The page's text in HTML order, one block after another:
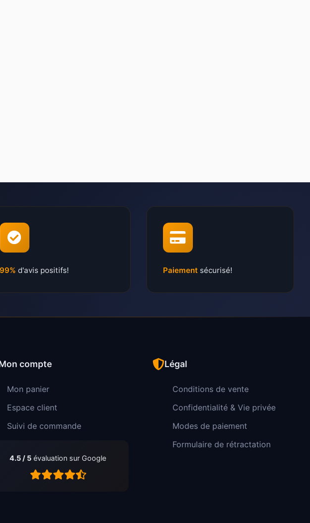
99% d'avis positifs! Paiement sécurisé!
compte
Mon panier
Espace client
Suivi de commande
4.5 / 5 évaluation sur Google
Légal
Conditions de vente
Confidentialité & Vie privée
Modes de paiement
Formulaire de rétractation